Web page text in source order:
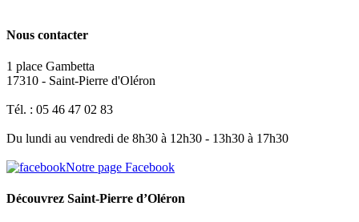
Nous contacter
1 place Gambetta
17310 - Saint-Pierre d'Oléron
Tél. : 05 46 47 02 83
Du lundi au vendredi de 8h30 à 12h30 - 13h30 à 17h30
Notre page Facebook
Découvrez Saint-Pierre d’Oléron